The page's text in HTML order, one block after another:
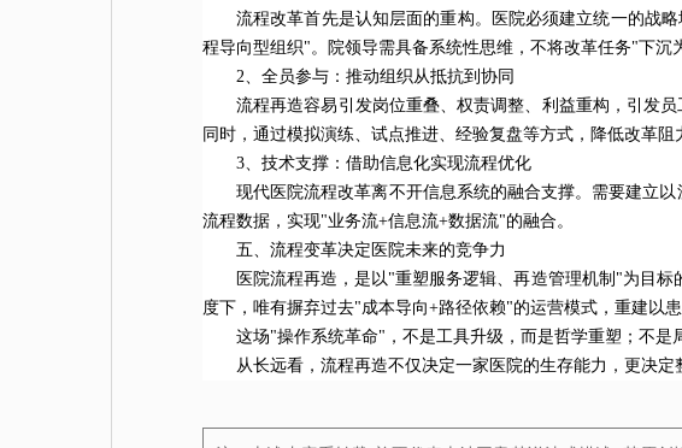
流程改革首先是认知层面的重构。医院必须建立统一的战
程导向型组织"。院领导需具备系统性思维，不将改革任务"下沉
2、全员参与：推动组织从抵抗到协同
流程再造容易引发岗位重叠、权责调整、利益重构，引发
同时，通过模拟演练、试点推进、经验复盘等方式，降低改革
3、技术支撑：借助信息化实现流程优化
现代医院流程改革离不开信息系统的融合支撑。需要建立
流程数据，实现"业务流+信息流+数据流"的融合。
五、流程变革决定医院未来的竞争力
医院流程再造，是以"重塑服务逻辑、再造管理机制"为目
度下，唯有摒弃过去"成本导向+路径依赖"的运营模式，重建以
这场"操作系统革命"，不是工具升级，而是哲学重塑；不是
从长远看，流程再造不仅决定一家医院的生存能力，更决